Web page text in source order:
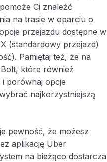
Ci znaleźć
na trasie w oparciu o
przejazdu dostępne w
(standardowy przejazd)
Pamiętaj też, że na
które również
i porównaj opcje
najkorzystniejszą
pewność, że możesz
aplikację Uber
na bieżąco dostarcza